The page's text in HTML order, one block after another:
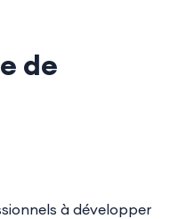
de
à développer